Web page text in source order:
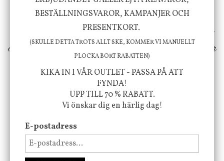
inspiration från naturen och dess färgpalett
erbjuder vi omsorgsfullt utvalda produkter som
ökar trivsel i ditt hem och ger det lilla extra för
att öka ditt välmående!
FÖLJ OSS PÅ INSTAGRAM @JBHOME
BESTÄLLNINGSVAROR, KAMPANJER OCH
PRESENTKORT.
(SKULLE DETTA TROTS ALLT SKE, KOMMER VI MANUELLT
PLOCKA BORT RABATTEN)
KIKA IN I VÅR OUTLET - PASSA PÅ ATT
FYNDA!
UPP TILL 70 % RABATT.
Vi önskar dig en härlig dag!
E-postadress